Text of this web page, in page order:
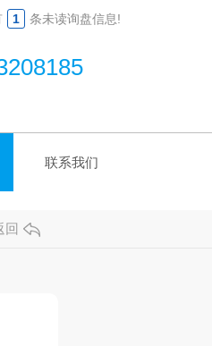
1 条未读询盘信息!
联系我们
回